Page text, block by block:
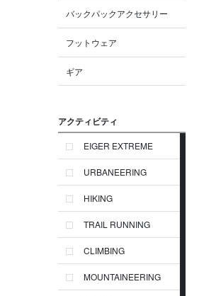
バックパックアクセサリー
フットウェア
ギア
アクティビティ
EIGER EXTREME
URBANEERING
HIKING
TRAIL RUNNING
CLIMBING
MOUNTAINEERING